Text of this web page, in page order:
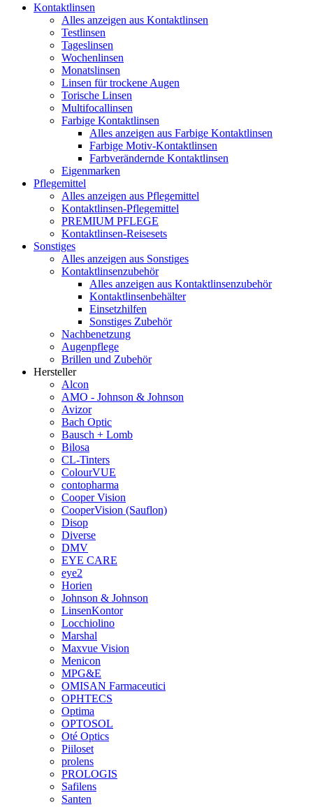
Kontaktlinsen
Alles anzeigen aus Kontaktlinsen
Testlinsen
Tageslinsen
Wochenlinsen
Monatslinsen
Linsen für trockene Augen
Torische Linsen
Multifocallinsen
Farbige Kontaktlinsen
Alles anzeigen aus Farbige Kontaktlinsen
Farbige Motiv-Kontaktlinsen
Farbverändernde Kontaktlinsen
Eigenmarken
Pflegemittel
Alles anzeigen aus Pflegemittel
Kontaktlinsen-Pflegemittel
PREMIUM PFLEGE
Kontaktlinsen-Reisesets
Sonstiges
Alles anzeigen aus Sonstiges
Kontaktlinsenzubehör
Alles anzeigen aus Kontaktlinsenzubehör
Kontaktlinsenbehälter
Einsetzhilfen
Sonstiges Zubehör
Nachbenetzung
Augenpflege
Brillen und Zubehör
Hersteller
Alcon
AMO - Johnson & Johnson
Avizor
Bach Optic
Bausch + Lomb
Bilosa
CL-Tinters
ColourVUE
contopharma
Cooper Vision
CooperVision (Sauflon)
Disop
Diverse
DMV
EYE CARE
eye2
Horien
Johnson & Johnson
LinsenKontor
Locchiolino
Marshal
Maxvue Vision
Menicon
MPG&E
OMISAN Farmaceutici
OPHTECS
Optima
OPTOSOL
Oté Optics
Piiloset
prolens
PROLOGIS
Safilens
Santen